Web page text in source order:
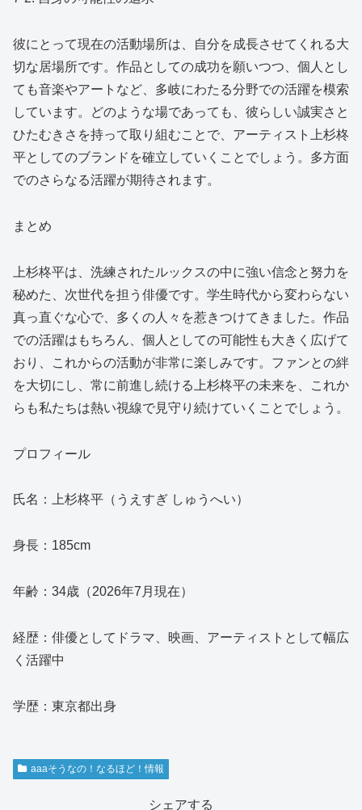
彼にとって現在の活動場所は、自分を成長させてくれる大
切な居場所です。作品としての成功を願いつつ、個人とし
ても音楽やアートなど、多岐にわたる分野での活躍を模索
しています。どのような場であっても、彼らしい誠実さと
ひたむきさを持って取り組むことで、アーティスト上杉柊
平としてのブランドを確立していくことでしょう。多方面
でのさらなる活躍が期待されます。
まとめ
上杉柊平は、洗練されたルックスの中に強い信念と努力を
秘めた、次世代を担う俳優です。学生時代から変わらない
真っ直ぐな心で、多くの人々を惹きつけてきました。作品
での活躍はもちろん、個人としての可能性も大きく広げて
おり、これからの活動が非常に楽しみです。ファンとの絆
を大切にし、常に前進し続ける上杉柊平の未来を、これか
らも私たちは熱い視線で見守り続けていくことでしょう。
プロフィール
氏名：上杉柊平（うえすぎ しゅうへい）
身長：185cm
年齢：34歳（2026年7月現在）
経歴：俳優としてドラマ、映画、アーティストとして幅広
く活躍中
学歴：東京都出身
aaaそうなの！なるほど！情報
シェアする